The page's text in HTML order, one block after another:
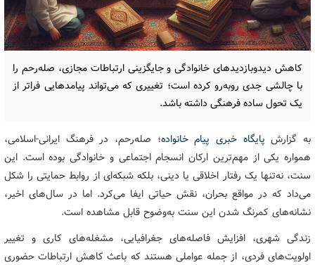
کاهش دیدوبازدیدهای خانوادگی و جایگزینی ارتباطات مجازی، صله‌رحم را
با چالشی جدی روبه‌رو کرده است؛ تغییری که می‌تواند پیامدهایی فراتر از
یک تحول ساده فرهنگی داشته باشد.
به گزارش پایگاه خبری پیام خانواده؛ صله‌رحم، در فرهنگ ایرانی-اسلامی،
همواره یکی از مهم‌ترین ارکان انسجام اجتماعی و خانوادگی بوده است. این
سنت، نه‌تنها یک رفتار اخلاقی یا دینی، بلکه شبکه‌ای از روابط حمایتی را شکل
می‌داد که در مواقع بحران، نقش حیاتی ایفا می‌کرد. اما در سال‌های اخیر،
نشانه‌های کمرنگ شدن این سنت به‌وضوح قابل مشاهده است.
زندگی شهری، افزایش فاصله‌های جغرافیایی، مشغله‌های کاری و تغییر
اولویت‌های فردی، از جمله عواملی هستند که باعث کاهش ارتباطات حضوری